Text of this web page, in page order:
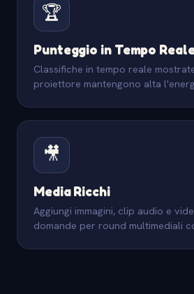
🏆
Punteggio in Tempo
Classifiche in tempo reale
proiettore mantengono alta
🎥
Media Ricchi
Aggiungi immagini, clip audio e
domande per round multimediali